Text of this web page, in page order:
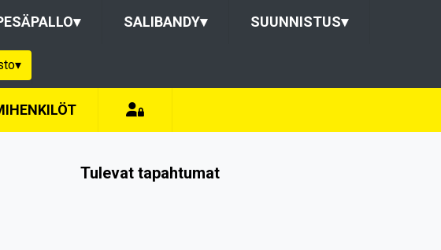
▾ SALIBANDY▾ SUUNNISTUS▾
▾
Tulevat tapahtumat